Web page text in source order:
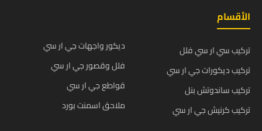
الأقسام
تركيب سي ار سي فلل
تركيب ديكورات جي ار سي
تركيب ساندوتش بنل
تركيب كرنيش جي ار سي
ديكور واجهات جي ار سي
فلل وقصور جي ار سي
قواطع جي ار سي
ملاحق اسمنت بورد